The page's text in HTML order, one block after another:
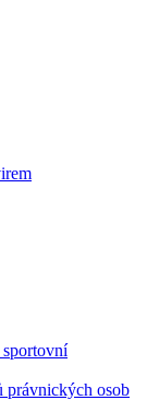
právnických osob